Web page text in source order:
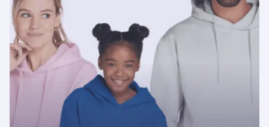
Blanco Textiel